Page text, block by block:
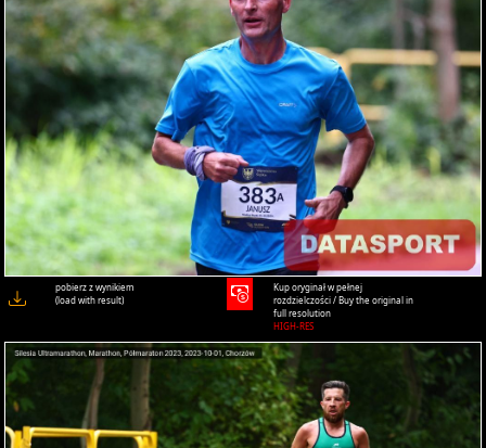
pobierz z wynikiem
(load with result)
Kup oryginał w pełnej
rozdzielczości / Buy the original in
full resolution
HIGH-RES